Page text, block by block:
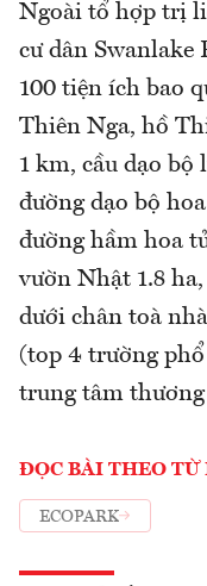
Ngoài tổ hợp trị
cư dân Swanlake
100 tiện ích bao
Thiên Nga, hồ
1 km, cầu dạo bộ
đường dạo bộ
đường hầm hoa
vườn Nhật 1.8
dưới chân toà
(top 4 trường
trung tâm
ĐỌC BÀI THEO TỪ
ECOPARK